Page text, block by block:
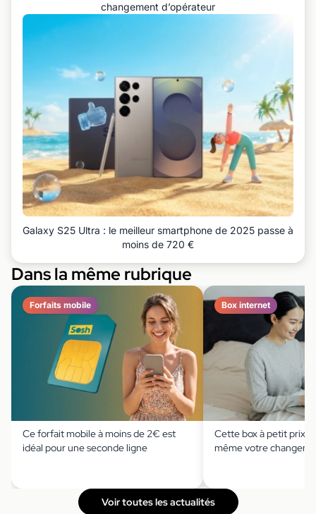
changement d’opérateur
Galaxy S25 Ultra : le meilleur smartphone de 2025 passe à
moins de 720 €
Dans la même rubrique
Forfaits mobile
Ce forfait mobile à moins de 2€ est
idéal pour une seconde ligne
Box internet
Cette box à petit prix
même votre
Voir toutes les actualités